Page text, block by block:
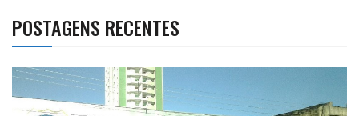
POSTAGENS RECENTES